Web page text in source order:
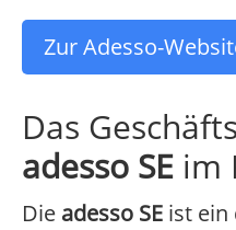
Zur Adesso-
Das
adesso SE im
Die adesso SE ist ein